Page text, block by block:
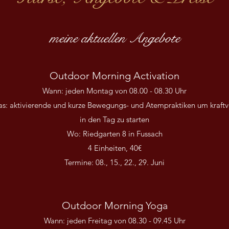
meine aktuellen Angebote
Outdoor Morning Activation
Wann: jeden Montag von 08.00 - 08.30 Uhr
aktivierende und kurze Bewegungs- und Atempraktiken um
in den Tag zu starten
Wo: Riedgarten 8 in Fussach
4 Einheiten, 40€
Termine: 08., 15., 22., 29. Juni
Outdoor Morning Yoga
Wann: jeden Freitag von 08.30 - 09.45 Uhr